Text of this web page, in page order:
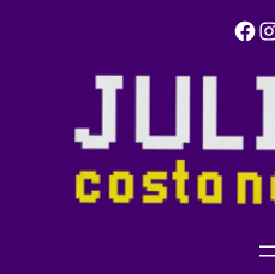
Facebook Instagram